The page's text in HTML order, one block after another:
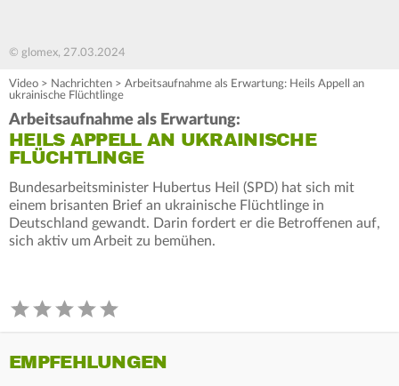
© glomex, 27.03.2024
Video > Nachrichten > Arbeitsaufnahme als Erwartung: Heils Appell an
ukrainische Flüchtlinge
Arbeitsaufnahme als Erwartung:
HEILS APPELL AN UKRAINISCHE
FLÜCHTLINGE
Bundesarbeitsminister Hubertus Heil (SPD) hat sich mit
einem brisanten Brief an ukrainische Flüchtlinge in
Deutschland gewandt. Darin fordert er die Betroffenen auf,
sich aktiv um Arbeit zu bemühen.
EMPFEHLUNGEN